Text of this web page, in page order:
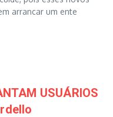
arrancar um ente
USUÁRIOS